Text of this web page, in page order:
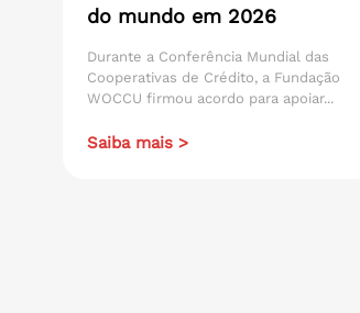
do mundo em 2026
Durante a Conferência Mundial das
Cooperativas de Crédito, a Fundação
WOCCU firmou acordo para apoiar...
Saiba mais >